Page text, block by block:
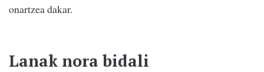
onartzea dakar.
Lanak nora bidali